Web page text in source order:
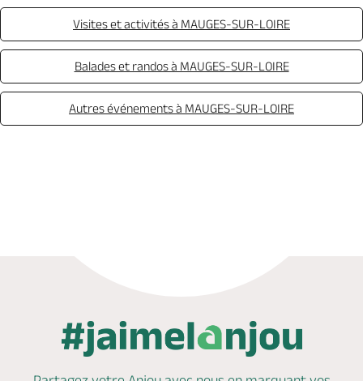
Visites et activités à MAUGES-SUR-LOIRE
Balades et randos à MAUGES-SUR-LOIRE
Autres événements à MAUGES-SUR-LOIRE